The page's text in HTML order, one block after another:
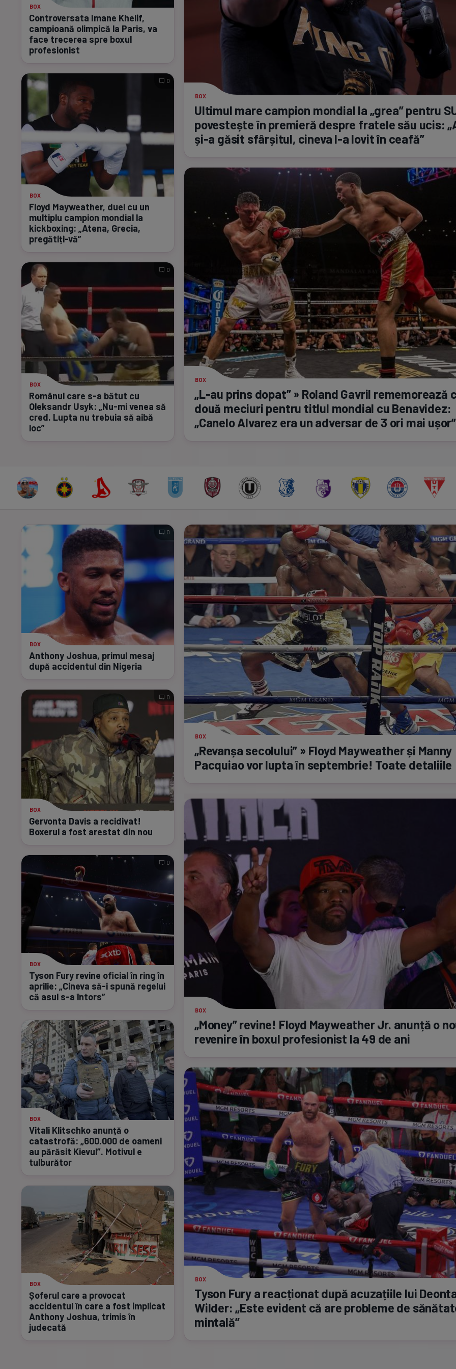
BOX
Controversata Imane Khelif,
campioană olimpică la Paris, va
face trecerea spre boxul
profesionist
BOX
Floyd Mayweather, duel cu un
multiplu campion mondial la
kickboxing: „Atena, Grecia,
pregătiți-vă”
0
BOX
Românul care s-a bătut cu
Oleksandr Usyk: „Nu-mivenea să
cred. Lupta nu trebuia să aibă
loc”
0
BOX
Ultimul mare campion mondial la „grea” pentru
povestește în premieră despre fratele său ucis:
și-a găsit sfârșitul, cineva l-a lovit în ceafă”
BOX
„L-au prins dopat” » Roland Gavril rememorează
două meciuri pentru titlul mondial cu Benavidez:
„Canelo Alvarez era un adversar de 3 ori mai ușor”
BOX
Anthony Joshua, primul mesaj
după accidentul din Nigeria
0
BOX
Gervonta Davis a recidivat!
Boxerul a fost arestat din nou
0
BOX
Tyson Fury revine oficial în ring în
aprilie: „Cineva să-i spună regelui
că asul s-a întors”
0
BOX
Vitali Klitschko anunță o
catastrofă: „600.000 de oameni
au părăsit Kievul”. Motivul e
tulburător
4
BOX
Șoferul care a provocat
accidentul în care a fost implicat
Anthony Joshua, trimis în
judecată
0
BOX
„Revanșa secolului” » Floyd Mayweather și Manny
Pacquiao vor lupta în septembrie! Toate detaliile
BOX
„Money” revine! Floyd Mayweather Jr. anunță o
revenire în boxul profesionist la 49 de ani
BOX
Tyson Fury a reacționat după acuzațiile lui
Wilder: „Este evident că are probleme de
mintală”